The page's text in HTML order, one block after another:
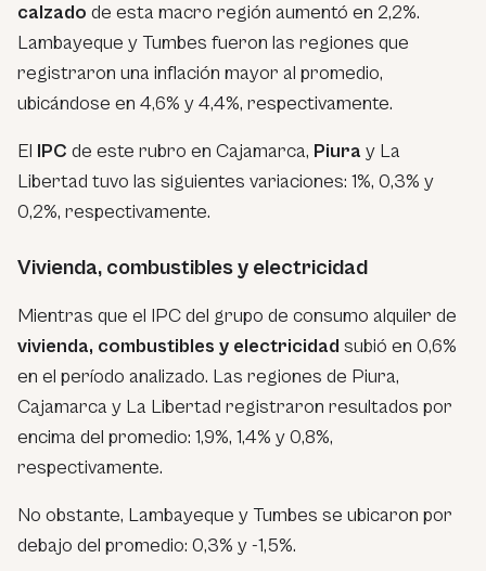
calzado de esta macro región aumentó en 2,2%.
Lambayeque y Tumbes fueron las regiones que
registraron una inflación mayor al promedio,
ubicándose en 4,6% y 4,4%, respectivamente.
El IPC de este rubro en Cajamarca, Piura y La
Libertad tuvo las siguientes variaciones: 1%, 0,3% y
0,2%, respectivamente.
Vivienda, combustibles y electricidad
Mientras que el IPC del grupo de consumo alquiler de
vivienda, combustibles y electricidad subió en 0,6%
en el período analizado. Las regiones de Piura,
Cajamarca y La Libertad registraron resultados por
encima del promedio: 1,9%, 1,4% y 0,8%,
respectivamente.
No obstante, Lambayeque y Tumbes se ubicaron por
debajo del promedio: 0,3% y -1,5%.